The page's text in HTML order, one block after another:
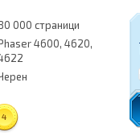
000 страници
4600, 4620,
4